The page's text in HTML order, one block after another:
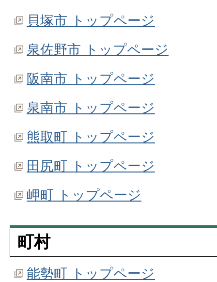
貝塚市 トップページ
泉佐野市 トップページ
阪南市 トップページ
泉南市 トップページ
熊取町 トップページ
田尻町 トップページ
岬町 トップページ
町村
能勢町 トップページ